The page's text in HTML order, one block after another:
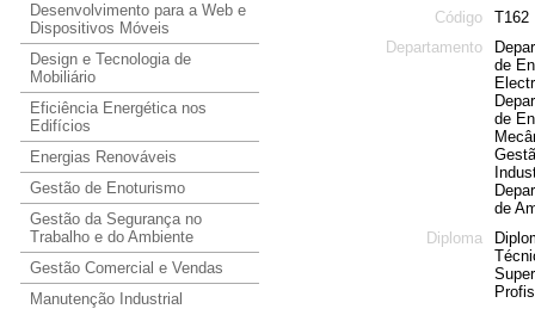
Desenvolvimento para a Web e
Dispositivos Móveis
Design e Tecnologia de
Mobiliário
Eficiência Energética nos
Edifícios
Energias Renováveis
Gestão de Enoturismo
Gestão da Segurança no
Trabalho e do Ambiente
Gestão Comercial e Vendas
Manutenção Industrial
Código
T162
Departamento
de
de
de
Diploma